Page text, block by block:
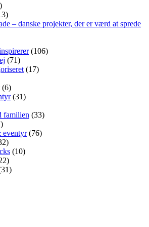
– danske projekter, der er værd at sprede
(106)
(71)
(17)
(6)
(31)
familien (33)
eventyr(76)
(10)